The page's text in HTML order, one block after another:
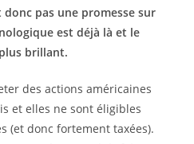
donc pas une promesse sur
est déjà là et le
brillant.
des actions américaines
et elles ne sont éligibles
(et donc fortement taxées).